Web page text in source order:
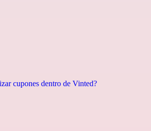
cupones dentro de Vinted?